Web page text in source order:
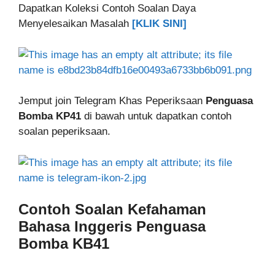
Dapatkan Koleksi Contoh Soalan Daya
Menyelesaikan Masalah [KLIK SINI]
Jemput join Telegram Khas Peperiksaan Penguasa
Bomba KP41 di bawah untuk dapatkan contoh
soalan peperiksaan.
Contoh Soalan Kefahaman
Bahasa Inggeris Penguasa
Bomba KB41